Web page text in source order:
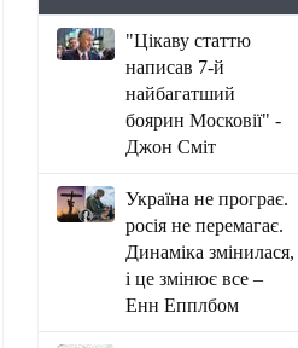
"Цікаву статтю
написав 7-й
найбагатший
боярин Московії" -
Джон Сміт
Україна не програє.
росія не перемагає.
Динаміка змінилася,
і це змінює все –
Енн Епплбом